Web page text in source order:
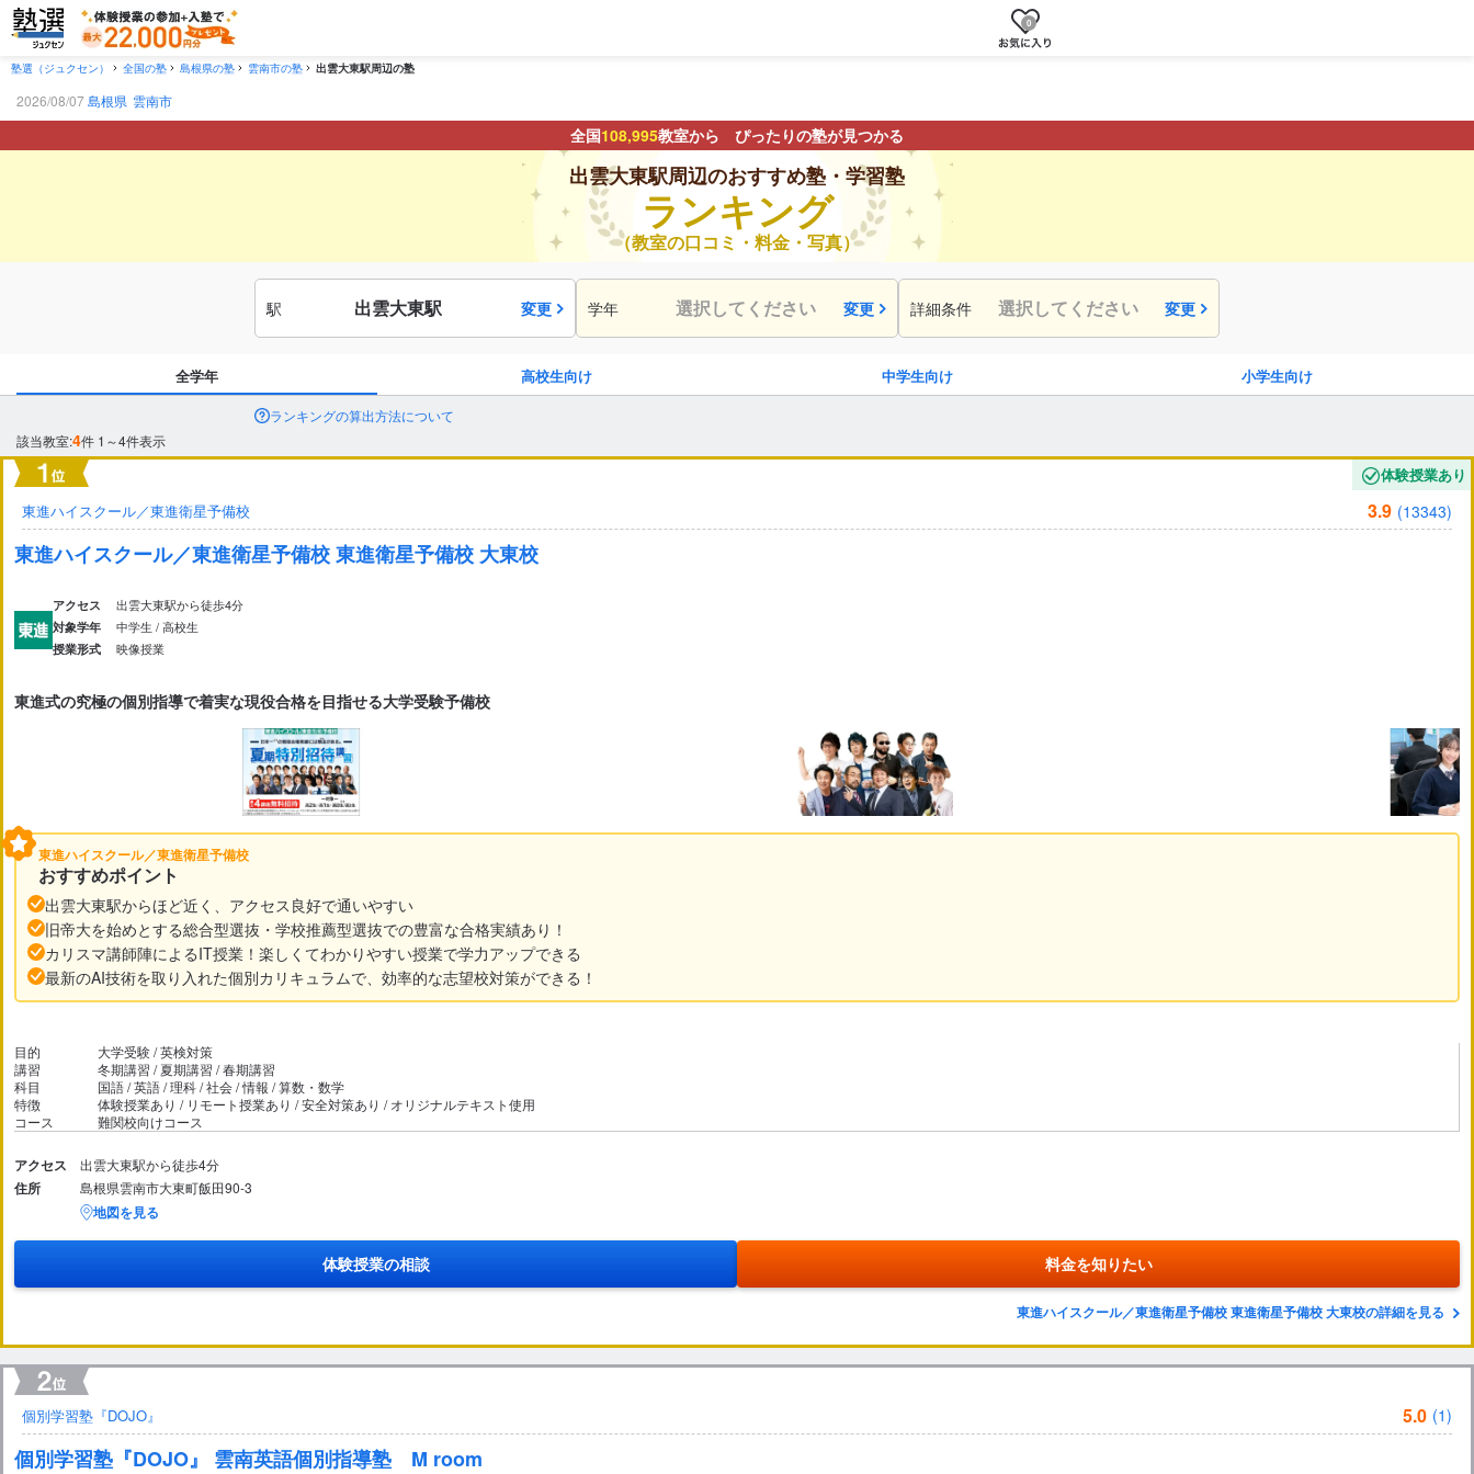
0
塾選（ジュクセン） 全国の塾 島根県の塾 雲南市の塾 出雲大東駅周辺の塾
2026/08/07 島根県 雲南市
全国108,995教室から ぴったりの塾が見つかる
出雲大東駅周辺のおすすめ塾・学習塾
ランキング
（教室の口コミ・料金・写真）
駅 出雲大東駅 変更 学年 選択してください 変更 詳細条件 選択してください 変更
北海道青森県岩手県宮城県秋田県山形県福島県
新潟県富山県石川県
茨城県
岐阜県静岡県愛知県三重県
大阪府兵庫県奈良県
岡山県広島県山口県
福岡県佐賀県長崎県熊本県大分県宮崎県鹿児島県沖縄県
集団指導（10名以上）
家庭教師
オンライン校あり オンライン対応あり 映像授業 自立学習 個別指導（1対4～）
小学校受験 中学受験
学校の授業理解のための補足学習
社会 算数・数学
体験授業あり
返金制度あり
安全対策あり 入退室管理システムあり
質問しやすい環境
宿題チェックあり 自宅学習サポートあり 特待生制度あり
発達障害サポートあり
全学年 高校生向け 中学生向け 小学生向け
ランキングの算出方法について
該当教室:4件 1～4件表示
体験授業あり
東進ハイスクール／東進衛星予備校
3.9 (13343)
東進ハイスクール／東進衛星予備校 東進衛星予備校 大東校
アクセス 出雲大東駅から徒歩4分
対象学年 中学生 / 高校生
授業形式 映像授業
東進式の究極の個別指導で着実な現役合格を目指せる大学受験予備校
東進ハイスクール／東進衛星予備校
おすすめポイント
出雲大東駅からほど近く、アクセス良好で通いやすい
旧帝大を始めとする総合型選抜・学校推薦型選抜での豊富な合格実績あり！
カリスマ講師陣によるIT授業！楽しくてわかりやすい授業で学力アップできる
最新のAI技術を取り入れた個別カリキュラムで、効率的な志望校対策ができる！
目的
大学受験 / 英検対策
講習
冬期講習 / 夏期講習 / 春期講習
科目
国語 / 英語 / 理科 / 社会 / 情報 / 算数・数学
特徴
体験授業あり / リモート授業あり / 安全対策あり / オリジナルテキスト使用
コース
難関校向けコース
アクセス 出雲大東駅から徒歩4分
住所 島根県雲南市大東町飯田90-3
地図を見る
体験授業の相談 料金を知りたい
東進ハイスクール／東進衛星予備校 東進衛星予備校 大東校の詳細を見る
個別学習塾『DOJO』 5.0 (1)
個別学習塾『DOJO』 雲南英語個別指導塾 M room